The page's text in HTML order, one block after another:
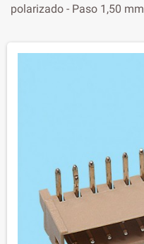
polarizado - Paso 1,50 mm